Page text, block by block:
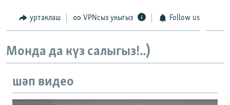
уртаклаш VPNсыз укыгыз Follow us
Монда да күз салыгыз!..)
шәп видео